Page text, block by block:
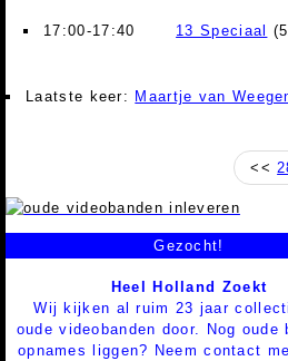
17:00-17:40 13 Speciaal
Laatste keer: Maartje van
<<
Gezocht!
Heel Holland Zoekt
Wij kijken al ruim 23 jaar
oude videobanden door. Nog oude
opnames liggen? Neem contact